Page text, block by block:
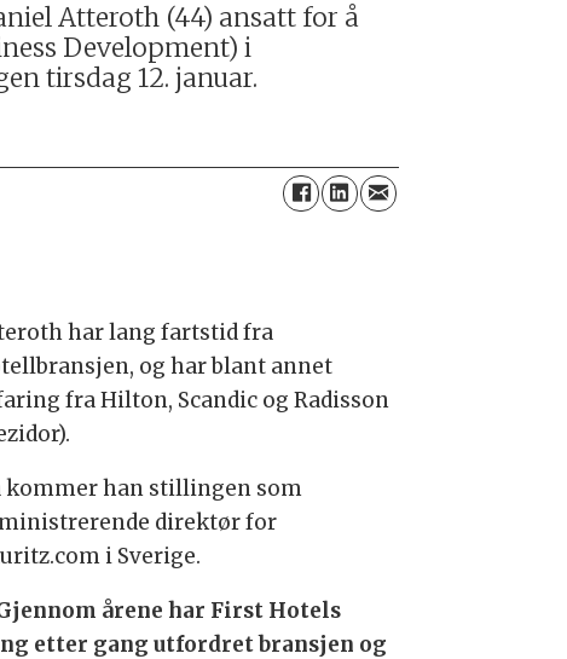
Atteroth (44) ansatt for å
Development) i
tirsdag 12. januar.
har lang fartstid fra
og har blant annet
fra Hilton, Scandic og Radisson
kommer han stillingen som
direktør for
i Sverige.
årene har First Hotels
etter gang utfordret bransjen og